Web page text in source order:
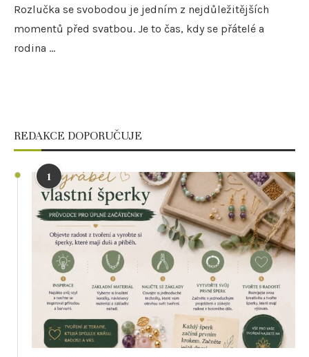
Rozlučka se svobodou je jedním z nejdůležitějších
momentů před svatbou. Je to čas, kdy se přátelé a
rodina …
REDAKCE DOPORUČUJE
1